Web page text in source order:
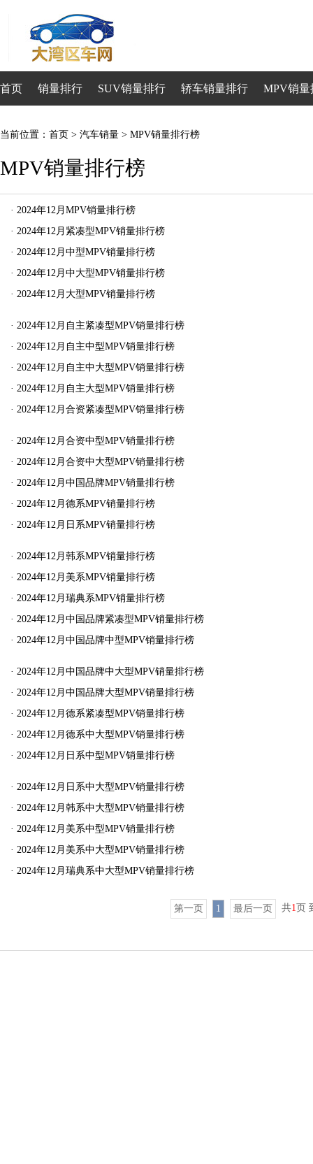
首页 销量排行 SUV销量排行 轿车销量排行 MPV销量
当前位置： 首页 > 汽车销量 > MPV销量排行榜
MPV销量排行榜
· 2024年12月MPV销量排行榜
· 2024年12月紧凑型MPV销量排行榜
· 2024年12月中型MPV销量排行榜
· 2024年12月中大型MPV销量排行榜
· 2024年12月大型MPV销量排行榜
· 2024年12月自主紧凑型MPV销量排行榜
· 2024年12月自主中型MPV销量排行榜
· 2024年12月自主中大型MPV销量排行榜
· 2024年12月自主大型MPV销量排行榜
· 2024年12月合资紧凑型MPV销量排行榜
· 2024年12月合资中型MPV销量排行榜
· 2024年12月合资中大型MPV销量排行榜
· 2024年12月中国品牌MPV销量排行榜
· 2024年12月德系MPV销量排行榜
· 2024年12月日系MPV销量排行榜
· 2024年12月韩系MPV销量排行榜
· 2024年12月美系MPV销量排行榜
· 2024年12月瑞典系MPV销量排行榜
· 2024年12月中国品牌紧凑型MPV销量排行榜
· 2024年12月中国品牌中型MPV销量排行榜
· 2024年12月中国品牌中大型MPV销量排行榜
· 2024年12月中国品牌大型MPV销量排行榜
· 2024年12月德系紧凑型MPV销量排行榜
· 2024年12月德系中大型MPV销量排行榜
· 2024年12月日系中型MPV销量排行榜
· 2024年12月日系中大型MPV销量排行榜
· 2024年12月韩系中大型MPV销量排行榜
· 2024年12月美系中型MPV销量排行榜
· 2024年12月美系中大型MPV销量排行榜
· 2024年12月瑞典系中大型MPV销量排行榜
第一页 1 最后一页 共1 页